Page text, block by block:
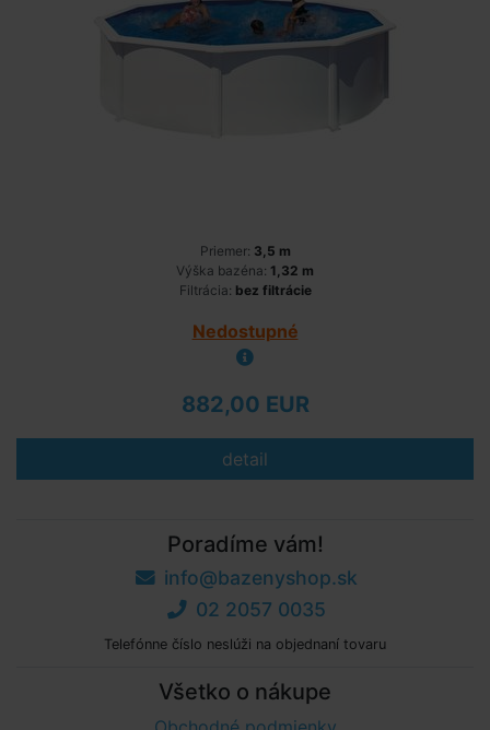
Priemer: 3,5 m
Výška bazéna: 1,32 m
Filtrácia: bez filtrácie
Nedostupné
882,00 EUR
detail
Poradíme vám!
info@bazenyshop.sk
02 2057 0035
Telefónne číslo neslúži na objednaní tovaru
Všetko o nákupe